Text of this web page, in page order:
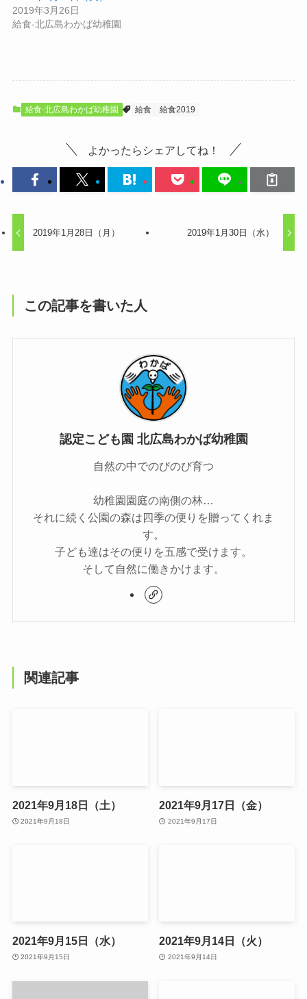
2019年3月26日
給食-北広島わかば幼稚園
給食-北広島わかば幼稚園 給食 給食2019
よかったらシェアしてね！
2019年1月28日（月） 2019年1月30日（水）
この記事を書いた人
認定こども園 北広島わかば幼稚園
自然の中でのびのび育つ
幼稚園園庭の南側の林…
それに続く公園の森は四季の便りを贈ってくれま
す。
子ども達はその便りを五感で受けます。
そして自然に働きかけます。
関連記事
2021年9月18日（土）
2021年9月18日
2021年9月17日（金）
2021年9月17日
2021年9月15日（水）
2021年9月15日
2021年9月14日（火）
2021年9月14日